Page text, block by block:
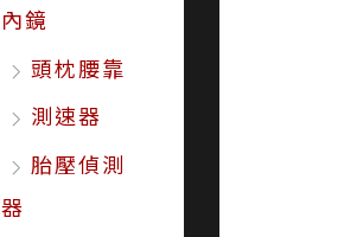
內鏡
頭枕腰靠
測速器
胎壓偵測
器